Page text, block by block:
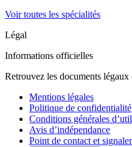
Voir toutes les spécialités
Légal
Informations officielles
Retrouvez les documents
Mentions légales
Politique de confidentialité
Conditions générales
Avis d’indépendance
Point de contact et